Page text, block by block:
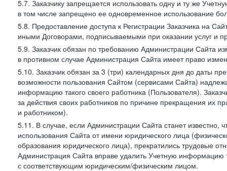
5.7. Заказчику запрещается использовать одну и ту же
в том числе запрещено ее одновременное использование
5.8. Предоставление доступа к Регистрации Заказчика на
иными Договорами, подписываемыми при оказании услуг и
5.9. Заказчик обязан по требованию Администрации Сайта
в противном случае Администрация Сайта имеет право
5.10. Заказчик обязан за 3 (три) календарных дня до даты
возможности пользования Сайтом (сервисами Сайта)
информацию такого своего работника (Пользователя).
за действия своих работников по причине прекращения их
и работником).
5.11. В случае, если Администрации Сайта станет
использования Сайта от имени юридического лица
образования юридического лица), прекратились трудовые
Администрация Сайта вправе удалить Учетную информацию
с соответствующим юридическим/физическим лицом.